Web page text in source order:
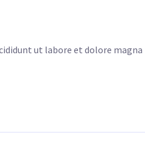
ut labore et dolore magna